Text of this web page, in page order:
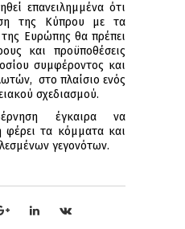
επανειλημμένα ότι
της Κύπρου με τα
Ευρώπης θα πρέπει
και προϋποθέσεις
συμφέροντος και
στο πλαίσιο ενός
σχεδιασμού.
έγκαιρα να
φέρει τα κόμματα και
γεγονότων.